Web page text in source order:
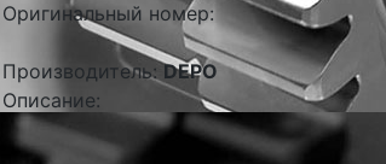
Оригинальный номер:
Производитель: DEPO
Описание: